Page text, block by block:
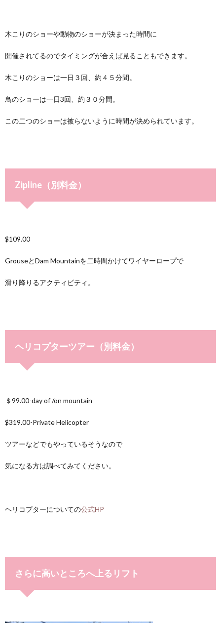
木こりのショーや動物のショーが決まった時間に
開催されてるのでタイミングが合えば見ることもできます。
木こりのショーは一日３回、約４５分間。
鳥のショーは一日3回、約３０分間。
この二つのショーは被らないように時間が決められています。
Zipline（別料金）
$109.00
GrouseとDam Mountainを二時間かけてワイヤーロープで
滑り降りるアクティビティ。
ヘリコプターツアー（別料金）
＄99.00-day of /on mountain
$319.00-Private Helicopter
ツアーなどでもやっているそうなので
気になる方は調べてみてください。
ヘリコプターについての公式HP
さらに高いところへ上るリフト